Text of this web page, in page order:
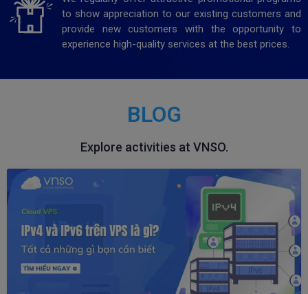
to show appreciation to our existing customers and
provide new customers with the opportunity to
experience high-quality services at the best prices.
BLOG
Explore activities at VNSO.